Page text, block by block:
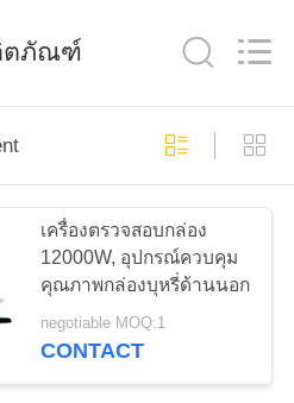
ตภัณฑ์
เครื่องตรวจสอบกล่อง
12000W, อุปกรณ์ควบคุม
คุณภาพกล่องบุหรี่ด้านนอก
negotiable MOQ:1
CONTACT